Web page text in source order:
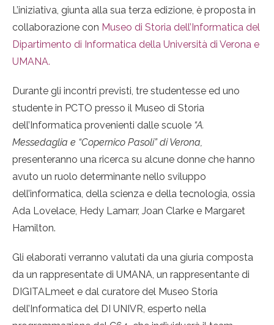
L’iniziativa, giunta alla sua terza edizione, è proposta in
collaborazione con Museo di Storia dell’Informatica del
Dipartimento di Informatica della Università di Verona e
UMANA.
Durante gli incontri previsti, tre studentesse ed uno
studente in PCTO presso il Museo di Storia
dell’Informatica provenienti dalle scuole “A.
Messedaglia e “Copernico Pasoli” di Verona,
presenteranno una ricerca su alcune donne che hanno
avuto un ruolo determinante nello sviluppo
dell’informatica, della scienza e della tecnologia, ossia
Ada Lovelace, Hedy Lamarr, Joan Clarke e Margaret
Hamilton.
Gli elaborati verranno valutati da una giuria composta
da un rappresentate di UMANA, un rappresentante di
DIGITALmeet e dal curatore del Museo Storia
dell’Informatica del DI UNIVR, esperto nella